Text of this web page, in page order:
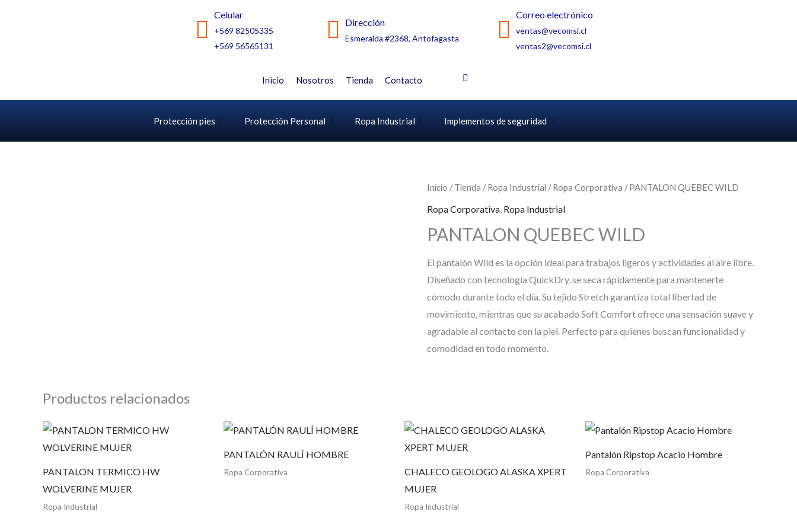
Celular
+569 82505335
+569 56565131
Dirección
Esmeralda #2368, Antofagasta
Correo electrónico
ventas@vecomsi.cl
ventas2@vecomsi.cl
Inicio Nosotros Tienda Contacto
Protección pies Protección Personal Ropa Industrial Implementos de seguridad
Inicio /Tienda /Ropa Industrial /Ropa Corporativa / PANTALON QUEBEC WILD
Ropa Corporativa Ropa Industrial
PANTALON QUEBEC WILD
El pantalón Wild es la opción ideal para trabajos ligeros y actividades al aire libre.
Diseñado con tecnología QuickDry, se seca rápidamente para mantenerte
cómodo durante todo el día. Su tejido Stretch garantiza total libertad de
movimiento, mientras que su acabado Soft Comfort ofrece una sensación suave y
agradable al contacto con la piel. Perfecto para quienes buscan funcionalidad y
comodidad en todo momento.
Productos relacionados
PANTALON TERMICO HW
WOLVERINE MUJER
Ropa Industrial
PANTALÓN RAULÍ HOMBRE
Ropa Corporativa
CHALECO GEOLOGO ALASKA XPERT
MUJER
Ropa Industrial
Pantalón Ripstop Acacio Hombre
Ropa Corporativa